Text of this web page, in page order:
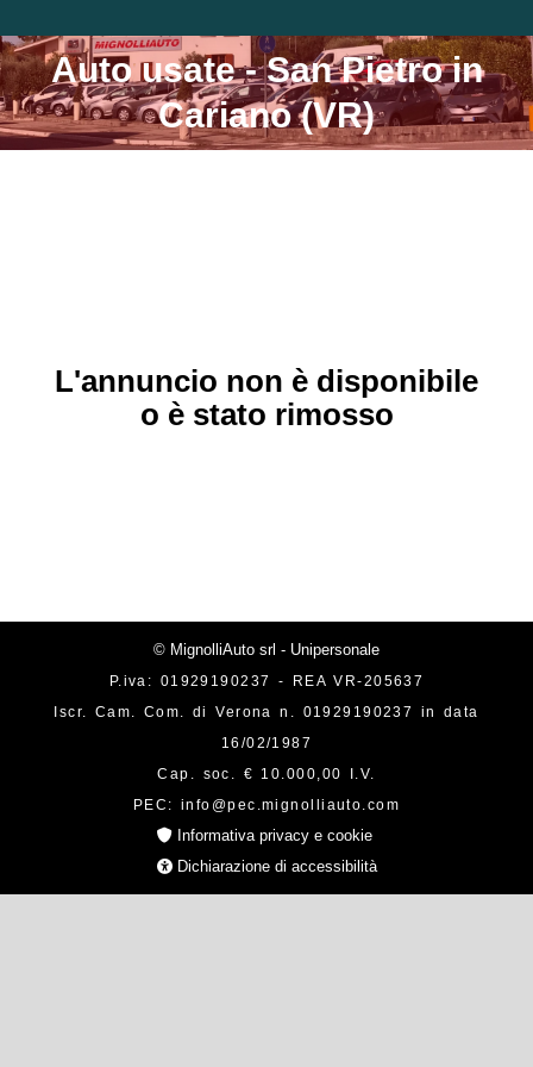
Auto usate - San Pietro in
Cariano (VR)
Tu sei qui:
L'annuncio non è disponibile
o è stato rimosso
© MignolliAuto srl - Unipersonale
P.iva: 01929190237 - REA VR-205637
Iscr. Cam. Com. di Verona n. 01929190237 in data
16/02/1987
Cap. soc. € 10.000,00 I.V.
PEC: info@pec.mignolliauto.com
Informativa privacy e cookie
Dichiarazione di accessibilità